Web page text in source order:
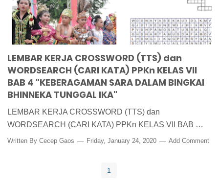
LEMBAR KERJA CROSSWORD (TTS) dan
WORDSEARCH (CARI KATA) PPKn KELAS VII
BAB 4 "KEBERAGAMAN SARA DALAM BINGKAI
BHINNEKA TUNGGAL IKA"
LEMBAR KERJA CROSSWORD (TTS) dan
WORDSEARCH (CARI KATA) PPKn KELAS VII BAB …
Written By Cecep Gaos Friday, January 24, 2020 Add Comment
1